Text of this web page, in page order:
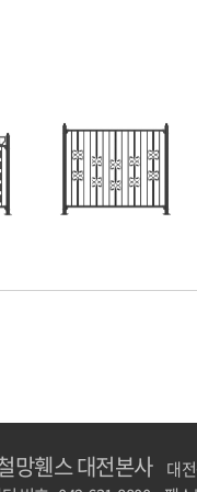
망휀스 대전본사 대